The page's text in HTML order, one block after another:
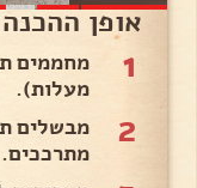
אופן ההכנה
1
מעלות).
2
מבשלים
מתרככים.